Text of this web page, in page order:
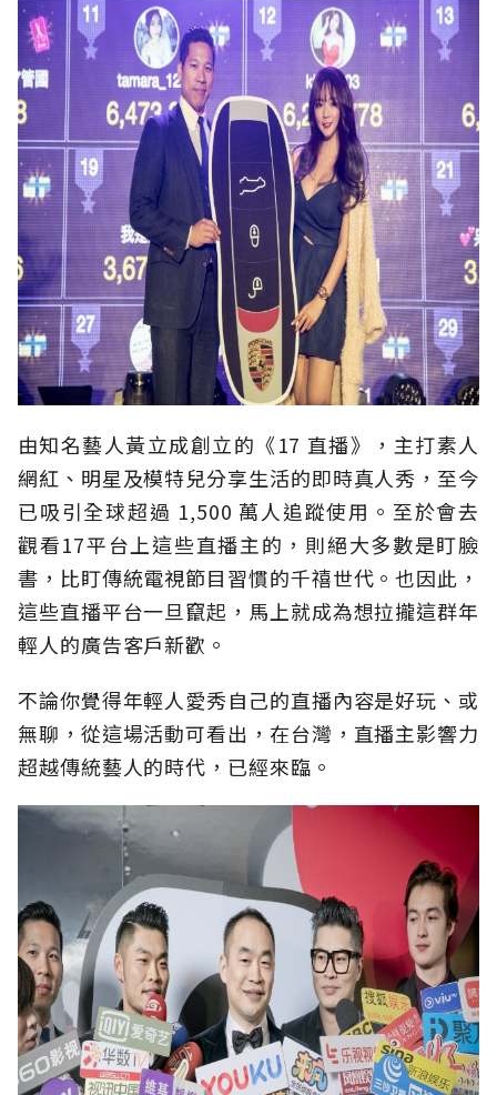
由知名藝人黃立成創立的《17 直播》，主打素人
網紅、明星及模特兒分享生活的即時真人秀，至今
已吸引全球超過 1,500 萬人追蹤使用。至於會去
觀看17平台上這些直播主的，則絕大多數是盯臉
書，比盯傳統電視節目習慣的千禧世代。也因此，
這些直播平台一旦竄起，馬上就成為想拉攏這群年
輕人的廣告客戶新歡。
不論你覺得年輕人愛秀自己的直播內容是好玩、或
無聊，從這場活動可看出，在台灣，直播主影響力
超越傳統藝人的時代，已經來臨。